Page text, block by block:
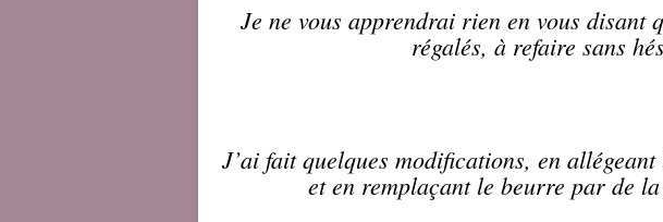
Je ne vous apprendrai rien en vous disant
régalés, à refaire sans
J’ai fait quelques modifications, en
et en remplaçant le beurre par de